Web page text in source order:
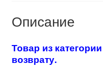
Описание
Товар из
возврату.